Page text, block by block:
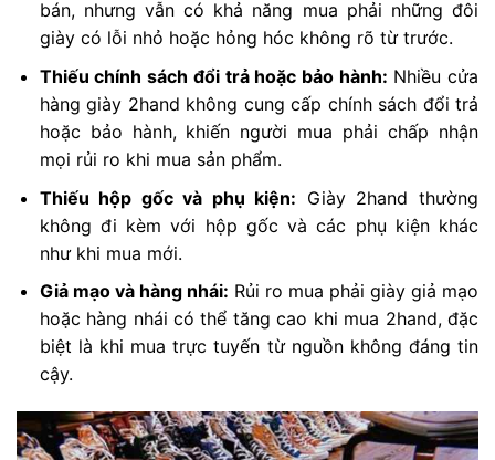
bán, nhưng vẫn có khả năng mua phải những đôi
giày có lỗi nhỏ hoặc hỏng hóc không rõ từ trước.
Thiếu chính sách đổi trả hoặc bảo hành: Nhiều cửa
hàng giày 2hand không cung cấp chính sách đổi trả
hoặc bảo hành, khiến người mua phải chấp nhận
mọi rủi ro khi mua sản phẩm.
Thiếu hộp gốc và phụ kiện: Giày 2hand thường
không đi kèm với hộp gốc và các phụ kiện khác
như khi mua mới.
Giả mạo và hàng nhái: Rủi ro mua phải giày giả mạo
hoặc hàng nhái có thể tăng cao khi mua 2hand, đặc
biệt là khi mua trực tuyến từ nguồn không đáng tin
cậy.